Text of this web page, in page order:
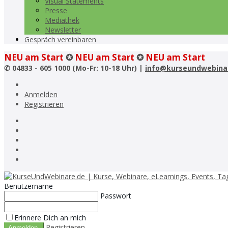
Presse
Mediathek
Newsletter
Gespräch vereinbaren
NEU am Start ✪ NEU am Start ✪ NEU am Start
✆ 04833 - 605 1000 (Mo-Fr: 10-18 Uhr) |
Anmelden
Registrieren
Benutzername
Passwort
Erinnere Dich an mich